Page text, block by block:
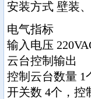
安装方式 壁装
电气指标
输入电压
云台控制输出
控制云台数量 1
开关数 4个，控